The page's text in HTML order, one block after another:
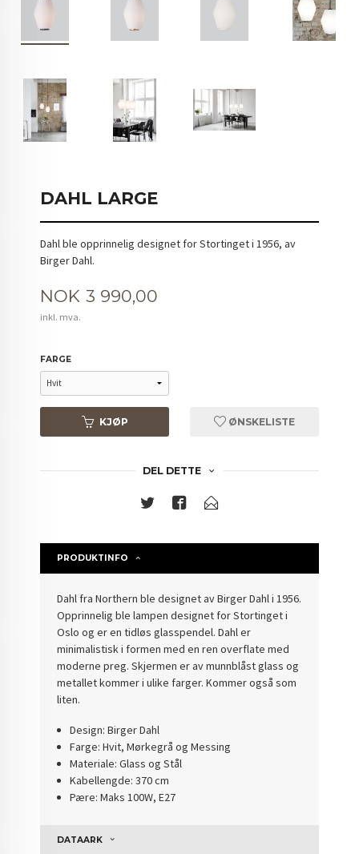
DAHL LARGE
Dahl ble opprinnelig designet for Stortinget i 1956, av
Birger Dahl.
Pris
NOK 3 990,00
inkl. mva.
FARGE
KJØP ØNSKELISTE
DEL DETTE
PRODUKTINFO
Dahl fra Northern ble designet av Birger Dahl i 1956.
Opprinnelig ble lampen designet for Stortinget i
Oslo og er en tidløs glasspendel. Dahl er
minimalistisk i formen med en ren overflate med
moderne preg. Skjermen er av munnblåst glass og
metallet kommer i ulike farger. Kommer også som
liten.
Design: Birger Dahl
Farge: Hvit, Mørkegrå og Messing
Materiale: Glass og Stål
Kabellengde: 370 cm
Pære: Maks 100W, E27
DATAARK